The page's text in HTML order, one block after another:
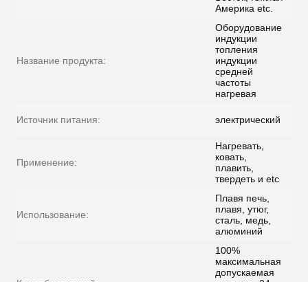
Америка etc.
Название продукта:
Оборудование
индукции
топления
индукции
средней
частоты
нагревая
Источник питания: электрический
Применение:
Нагревать,
ковать,
плавить,
твердеть и etc
Использование:
Плавя печь,
плавя, утюг,
сталь, медь,
алюминий
100%
максимальная
допускаемая